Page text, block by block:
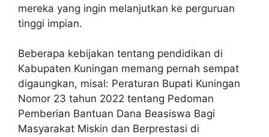
mereka yang ingin melanjutkan ke perguruan
tinggi impian.
Beberapa kebijakan tentang pendidikan di
Kabupaten Kuningan memang pernah sempat
digaungkan, misal: Peraturan Bupati Kuningan
Nomor 23 tahun 2022 tentang Pedoman
Pemberian Bantuan Dana Beasiswa Bagi
Masyarakat Miskin dan Berprestasi di